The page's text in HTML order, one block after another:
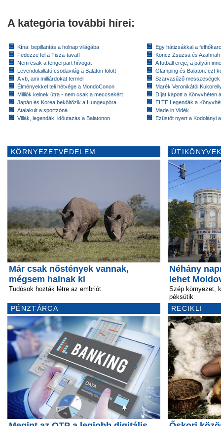
A kategória további hírei:
Kína: bepillantás a holnap világába
Fedezze fel a Tisza-tavat!
Nem csak a tengerpart hívogat
Levendulaillatú csodavilág a Balaton fölött
A vb, ami milliárdokat termel
Élményekkel teli hétvége a MondoConon
Milliók kelnek útra - nem csak a meccsekért
Japán és Korea beköltözik a Hungexpóra
Átalakult a sportzóna
Villák, legendák: időutazás a Balatonon
Egy hátizsákkal a
Koncz Zsuzsa és
A futball ereje, a pályán
Glamping és Balaton: ezt
Szarvasűző messzeségek
Marék Veronikától
Díjat kapott a Könyvhéten
ELTE Legendák a
Made in Vidék
Ezüstöt nyert a Kodolányi
KÖRNYEZETVÉDELEM
Már csak nőstények vannak,
mégsem halnak ki
Tudósok hozták létre az embriót
PÉNZTÁRCA
Néhány
lehet
Szép környezet,
péksütik
RECIKLI